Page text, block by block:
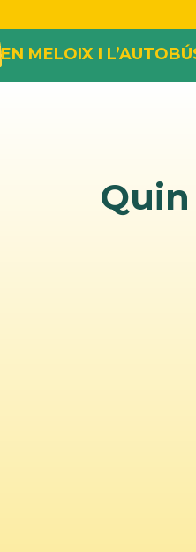
EN MELOIX I